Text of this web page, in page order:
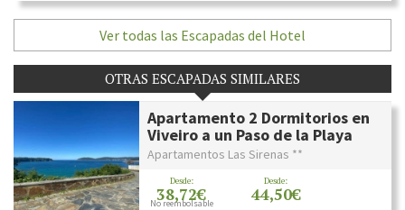
Ver todas las Escapadas del Hotel
OTRAS ESCAPADAS SIMILARES
Apartamento 2 Dormitorios en
Viveiro a un Paso de la Playa
Apartamentos Las Sirenas **
Desde:
38,72€
No reembolsable
Desde:
44,50€